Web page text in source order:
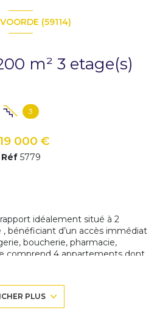
(59114)
Immeuble 200 m² 3 etage(s)
3
000 €
Réf 5779
idéalement situé à 2
bénéficiant d’un accès immédiat
boucherie, pharmacie,
comprend 4 appartements dont
en G),
de 40 m² et un t2 de 40m² libre
loué en 2025 .
PLUS